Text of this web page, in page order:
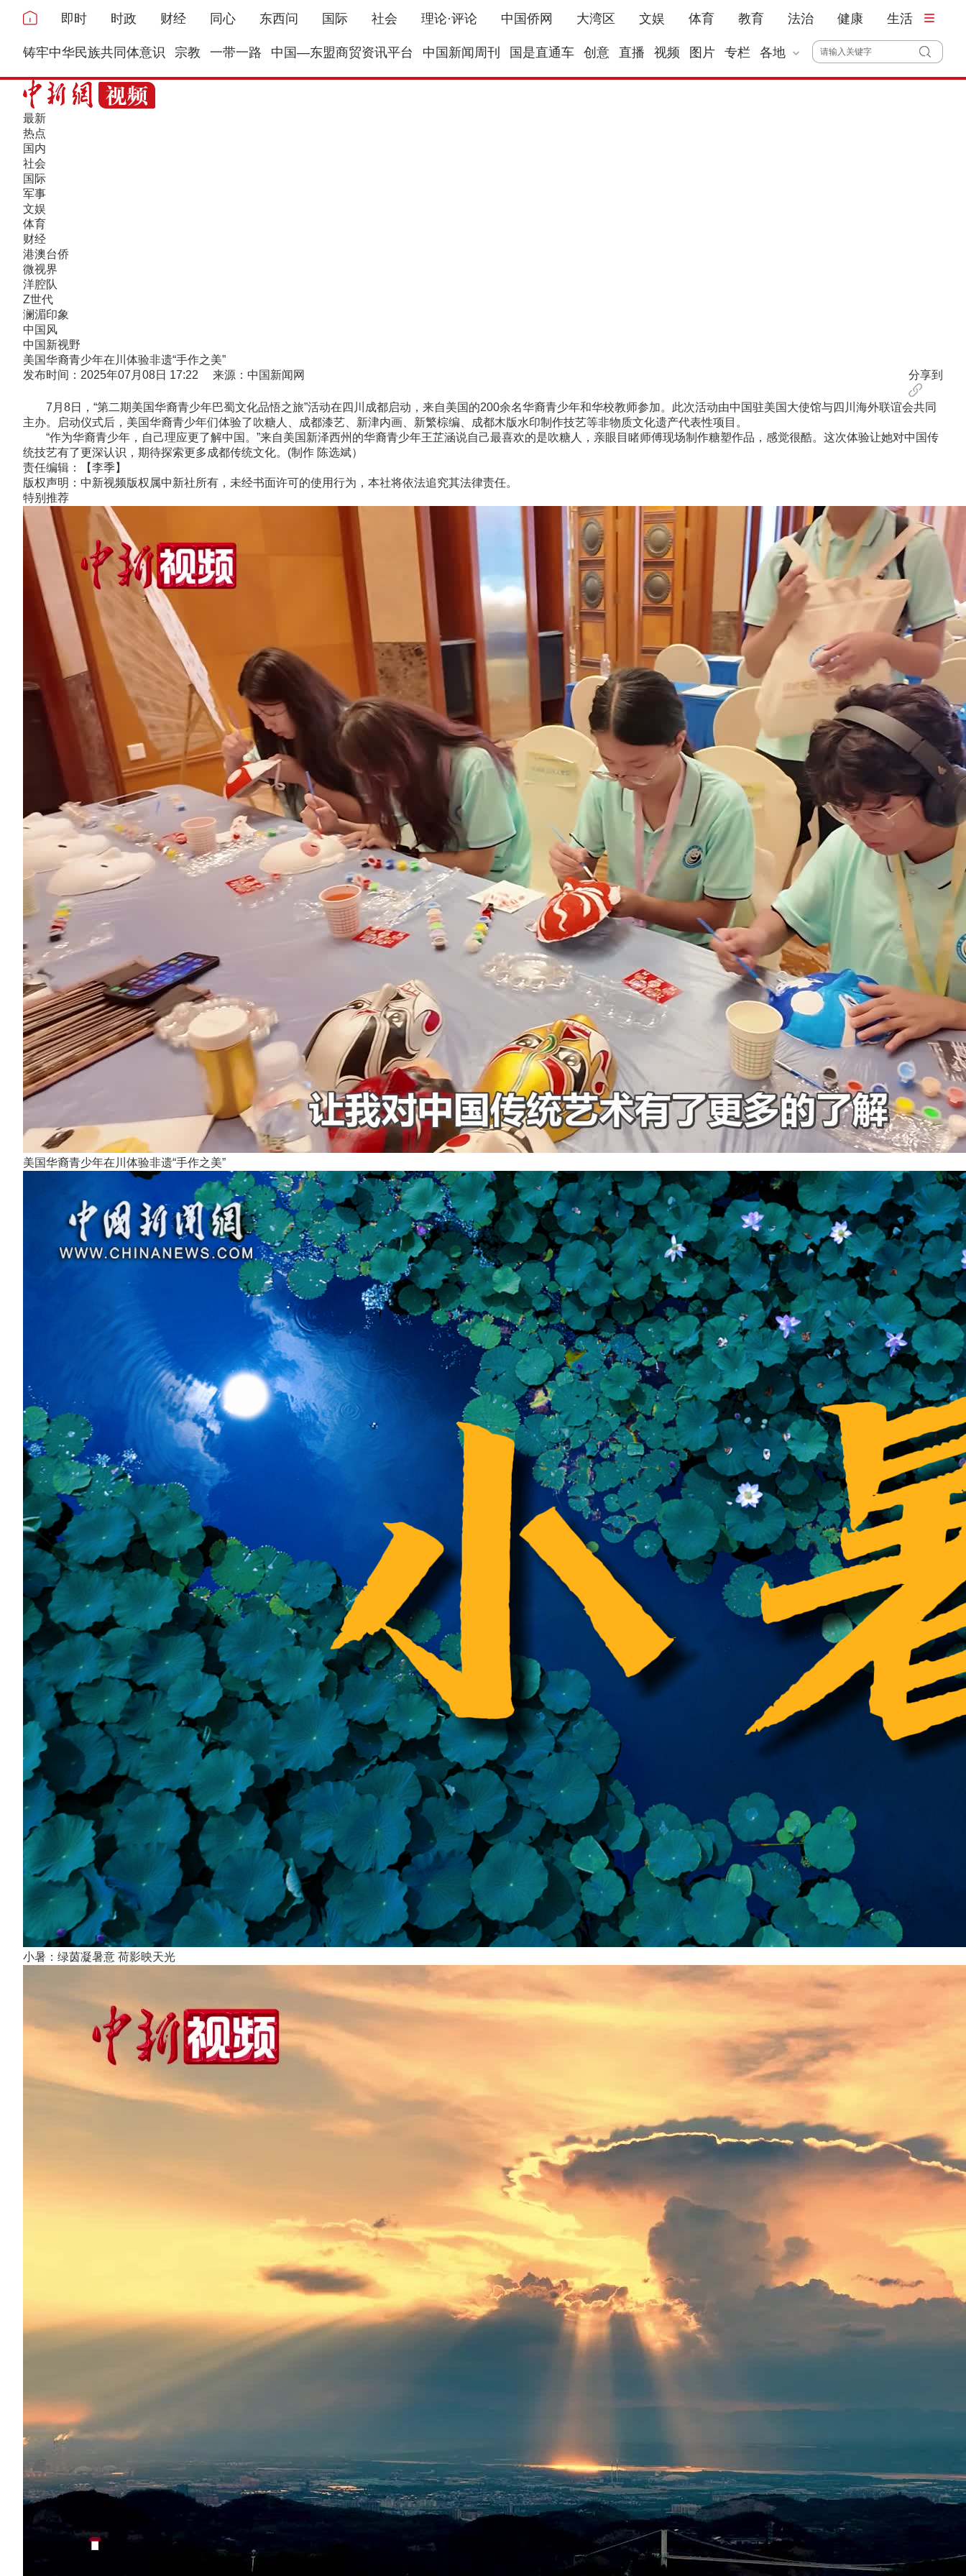
即时 时政 财经 同心 东西问 国际 社会 理论·评论 中国侨网 大湾区 文娱 体育 教育 法治 健康 生活
铸牢中华民族共同体意识 宗教 一带一路 中国—东盟商贸资讯平台 中国新闻周刊 国是直通车 创意 直播 视频 图片 专栏 各地
最新
热点
国内
社会
国际
军事
文娱
体育
财经
港澳台侨
微视界
洋腔队
Z世代
澜湄印象
中国风
中国新视野
美国华裔青少年在川体验非遗“手作之美”
发布时间：2025年07月08日 17:22 来源：中国新闻网
分享到
7月8日，“第二期美国华裔青少年巴蜀文化品悟之旅”活动在四川成都启动，来自美国的200余名华裔青少年和华校教师参加。此次活动由中国驻美国大使馆与四川海外联谊会共同
主办。启动仪式后，美国华裔青少年们体验了吹糖人、成都漆艺、新津内画、新繁棕编、成都木版水印制作技艺等非物质文化遗产代表性项目。
“作为华裔青少年，自己理应更了解中国。”来自美国新泽西州的华裔青少年王芷涵说自己最喜欢的是吹糖人，亲眼目睹师傅现场制作糖塑作品，感觉很酷。这次体验让她对中国传
统技艺有了更深认识，期待探索更多成都传统文化。(制作 陈选斌）
责任编辑：【李季】
版权声明：中新视频版权属中新社所有，未经书面许可的使用行为，本社将依法追究其法律责任。
特别推荐
美国华裔青少年在川体验非遗“手作之美”
小暑：绿茵凝暑意 荷影映天光